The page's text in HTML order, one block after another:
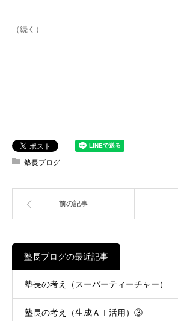
（続く）
塾長ブログ
前の記事
塾長ブログの最近記事
塾長の考え（スーパーティーチャー）
塾長の考え（生成ＡＩ活用）③